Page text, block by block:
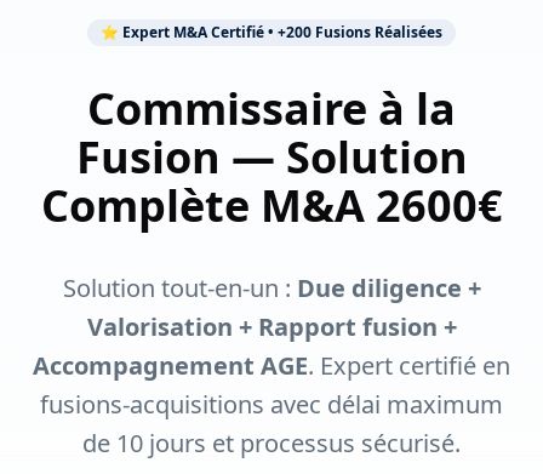
⭐ Expert M&A Certifié • +200 Fusions Réalisées
Commissaire à la
Fusion — Solution
Complète M&A 2600€
Solution tout-en-un : Due diligence +
Valorisation + Rapport fusion +
Accompagnement AGE. Expert certifié en
fusions-acquisitions avec délai maximum
de 10 jours et processus sécurisé.